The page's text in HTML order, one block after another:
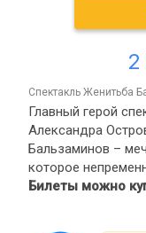
2
спектакль Женитьба
Главный герой
Александра
Бальзаминов –
которое
Билеты можно